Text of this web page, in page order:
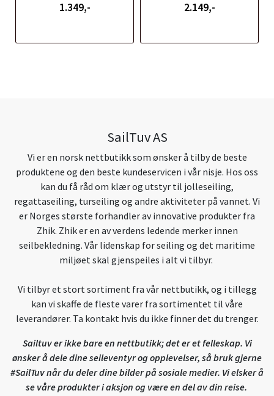
1.349,- 2.149,-
SailTuv AS
Vi er en norsk nettbutikk som ønsker å tilby de beste
produktene og den beste kundeservicen i vår nisje. Hos oss
kan du få råd om klær og utstyr til jolleseiling,
regattaseiling, turseiling og andre aktiviteter på vannet. Vi
er Norges største forhandler av innovative produkter fra
Zhik. Zhik er en av verdens ledende merker innen
seilbekledning. Vår lidenskap for seiling og det maritime
miljøet skal gjenspeiles i alt vi tilbyr.
Vi tilbyr et stort sortiment fra vår nettbutikk, og i tillegg
kan vi skaffe de fleste varer fra sortimentet til våre
leverandører. Ta kontakt hvis du ikke finner det du trenger.
Sailtuv er ikke bare en nettbutikk; det er et felleskap. Vi
ønsker å dele dine seileventyr og opplevelser, så bruk gjerne
#SailTuv når du deler dine bilder på sosiale medier. Vi elsker å
se våre produkter i aksjon og være en del av din reise.